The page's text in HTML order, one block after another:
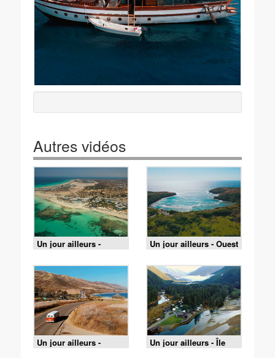
Autres vidéos
Un jour ailleurs -
Djerba / Tasmanie
Un jour ailleurs - Ouest
américain / Fidji /
Hawaï
Un jour ailleurs -
Californie / Hollywood
Un jour ailleurs - Île
vierges / Itacare /